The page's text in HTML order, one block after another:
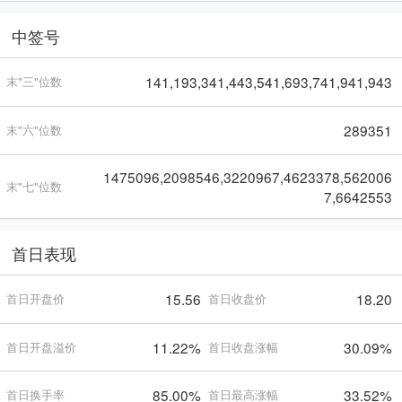
中签号
末"三"位数 141,193,341,443,541,693,741,941,943
末"六"位数 289351
末"七"位数
1475096,2098546,3220967,4623378,562006
7,6642553
首日表现
首日开盘价 15.56 首日收盘价 18.20
首日开盘溢价 11.22% 首日收盘涨幅 30.09%
首日换手率 85.00% 首日最高涨幅 33.52%